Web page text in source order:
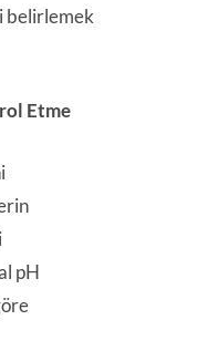
belirlemek
Etme
pH